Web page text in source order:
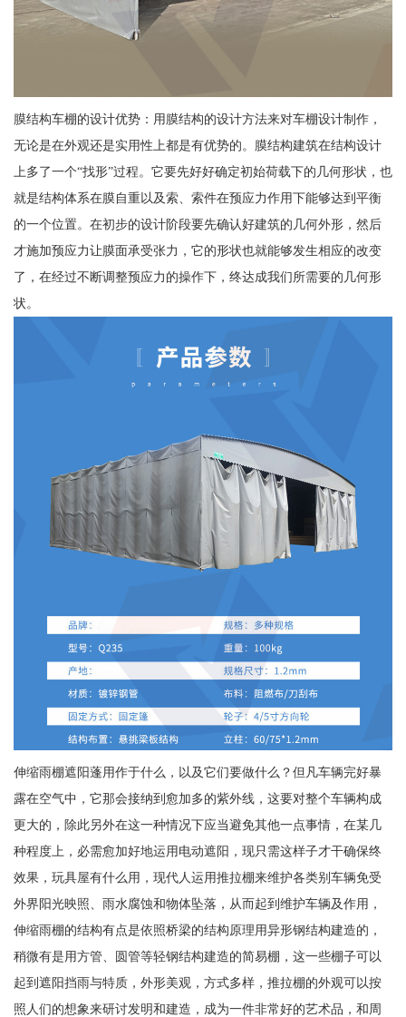
膜结构车棚的设计优势：用膜结构的设计方法来对车棚设计制作，
无论是在外观还是实用性上都是有优势的。膜结构建筑在结构设计
上多了一个“找形”过程。它要先好好确定初始荷载下的几何形状，也
就是结构体系在膜自重以及索、索件在预应力作用下能够达到平衡
的一个位置。在初步的设计阶段要先确认好建筑的几何外形，然后
才施加预应力让膜面承受张力，它的形状也就能够发生相应的改变
了，在经过不断调整预应力的操作下，终达成我们所需要的几何形
状。
伸缩雨棚遮阳蓬用作于什么，以及它们要做什么？但凡车辆完好暴
露在空气中，它那会接纳到愈加多的紫外线，这要对整个车辆构成
更大的，除此另外在这一种情况下应当避免其他一点事情，在某几
种程度上，必需愈加好地运用电动遮阳，现只需这样子才干确保终
效果，玩具屋有什么用，现代人运用推拉棚来维护各类别车辆免受
外界阳光映照、雨水腐蚀和物体坠落，从而起到维护车辆及作用，
伸缩雨棚的结构有点是依照桥梁的结构原理用异形钢结构建造的，
稍微有是用方管、圆管等轻钢结构建造的简易棚，这一些棚子可以
起到遮阳挡雨与特质，外形美观，方式多样，推拉棚的外观可以按
照人们的想象来研讨发明和建造，成为一件非常好的艺术品，和周